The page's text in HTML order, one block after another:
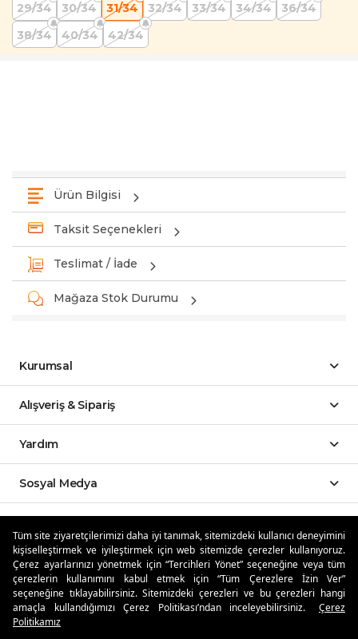
Tüm site ziyaretçilerimizi daha iyi tanımak, sitemizdeki kullanıcı deneyimini
kişiselleştirmek ve iyileştirmek için web sitemizde çerezler kullanıyoruz.
Çerez ayarlarınızı yönetmek için “Tercihleri Yönet” seçeneğine veya tüm
çerezlerin kullanımını kabul etmek için “Tüm Çerezlere İzin Ver”
seçeneğine tıklayabilirsiniz. Sitemizdeki çerezleri ve bu çerezleri hangi
amaçla kullandığımızı Çerez Politikası’ndan inceleyebilirsiniz.
Çerez
Politikamız
29/34 30/34 31/34 32/34 33/34 34/34
36/34
38/34
40/34 42/34
Ürün Bilgisi
Taksit Seçenekleri
Teslimat / İade
Mağaza Stok Durumu
Kurumsal
Alışveriş & Sipariş
Yardım
Sosyal Medya
Özdilekteyim'de Taksit Avantajları
Güvenli Alışveriş